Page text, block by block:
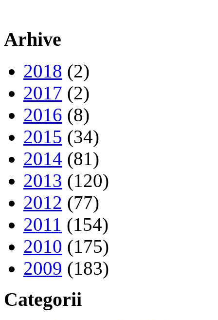
Arhive
2018 (2)
2017 (2)
2016 (8)
2015 (34)
2014 (81)
2013 (120)
2012 (77)
2011 (154)
2010 (175)
2009 (183)
Categorii